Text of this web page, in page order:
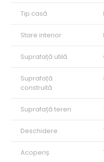
Valoarea reală a
bine amplasat și de accesul
completă.
Facilități în zonă: Școli, stații
să construiască o locuință
un dezvoltator în căutare de
Vă așteptăm la vizionare!
ID intern: CP2761467
Tip casă
Stare interior
Suprafață utilă
Suprafață
construită
Suprafață teren
Deschidere
Acoperiș